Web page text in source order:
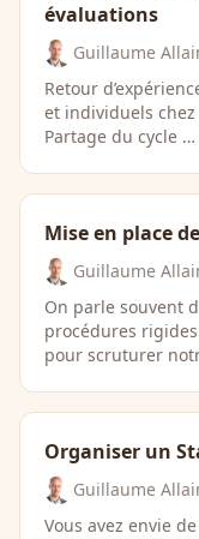
évaluations
Guillaume
Retour
et individuels chez
Partage du cycle …
Mise en place
Guillaume
On parle souvent
procédures
pour scruturer
Organiser un
Guillaume
Vous avez envie